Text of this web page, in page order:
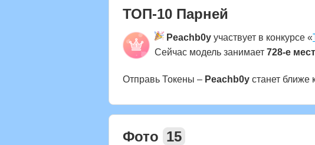
ТОП-10 Парней
Peachb0y участвует в конкурсе «
Сейчас модель занимает 728-е
Отправь Токены – Peachb0y станет ближе
Фото 15